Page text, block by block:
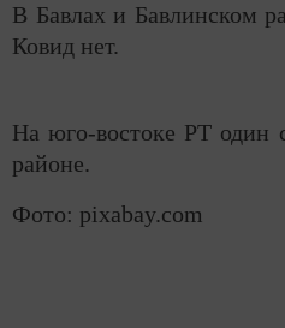
В Бавлах и Бавлинском
Ковид нет.
На юго-востоке РТ один
районе.
Фото: pixabay.com